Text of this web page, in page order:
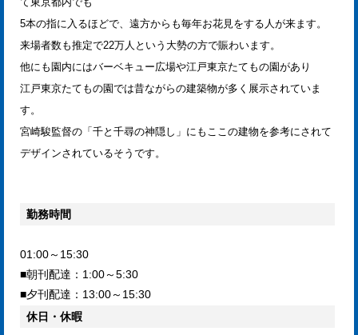
て東京都内でも
5本の指に入るほどで、遠方からも毎年お花見をする人が来ます。
来場者数も推定で22万人という大勢の方で賑わいます。
他にも園内にはバーベキュー広場や江戸東京たてもの園があり
江戸東京たてもの園では昔ながらの建築物が多く展示されていま
す。
宮崎駿監督の「千と千尋の神隠し」にもここの建物を参考にされて
デザインされているそうです。
勤務時間
01:00～15:30
■朝刊配達：1:00～5:30
■夕刊配達：13:00～15:30
休日・休暇